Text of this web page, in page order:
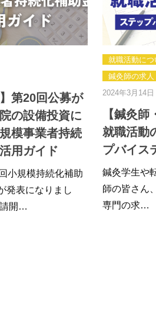
鍼灸師の求人「はりきゅうじん」
年3月14日
鍼灸師・鍼灸学生向け】
職活動の始め方：ステッ
プバイステップガイド
灸学生や転職を考えている鍼灸
の皆さん、こんにちは！ 鍼灸師
門の求…